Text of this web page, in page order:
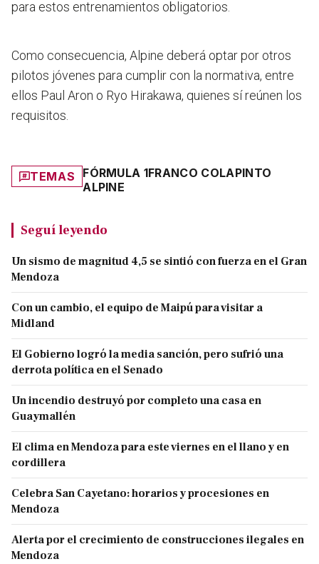
para estos entrenamientos obligatorios.
Como consecuencia, Alpine deberá optar por otros
pilotos jóvenes para cumplir con la normativa, entre
ellos Paul Aron o Ryo Hirakawa, quienes sí reúnen los
requisitos.
TEMAS FÓRMULA 1FRANCO COLAPINTO
ALPINE
Seguí leyendo
Un sismo de magnitud 4,5 se sintió con fuerza en el Gran
Mendoza
Con un cambio, el equipo de Maipú para visitar a
Midland
El Gobierno logró la media sanción, pero sufrió una
derrota política en el Senado
Un incendio destruyó por completo una casa en
Guaymallén
El clima en Mendoza para este viernes en el llano y en
cordillera
Celebra San Cayetano: horarios y procesiones en
Mendoza
Alerta por el crecimiento de construcciones ilegales en
Mendoza